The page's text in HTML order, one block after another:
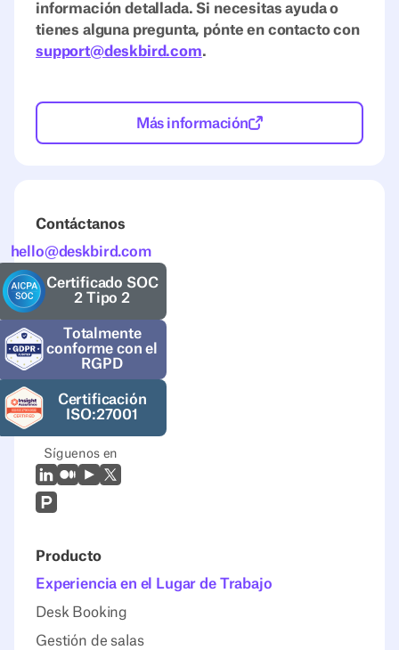
información detallada. Si necesitas ayuda o
tienes alguna pregunta, pónte en contacto con
support@deskbird.com.
Más información
Contáctanos
hello@deskbird.com
Certificado SOC
2 Tipo 2
Totalmente
conforme con el
RGPD
Certificación
ISO:27001
Síguenos en
LinkedIn
Mediano
YoutubeX (Twitter)
Prodcut Hunt
Producto
Experiencia en el Lugar de Trabajo
Desk Booking
Gestión de salas